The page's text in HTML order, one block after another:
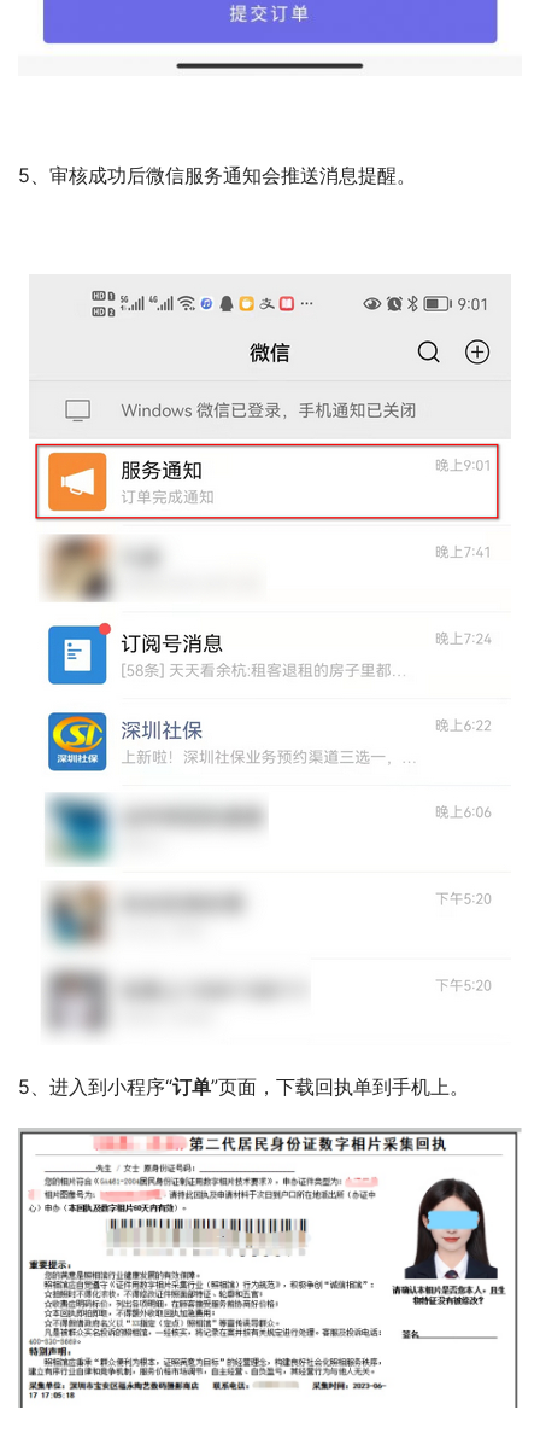
5、审核成功后微信服务通知会推送消息提醒。
5、进入到小程序“订单”页面，下载回执单到手机上。